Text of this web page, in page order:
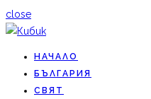
close
НАЧАЛО
БЪЛГАРИЯ
СВЯТ